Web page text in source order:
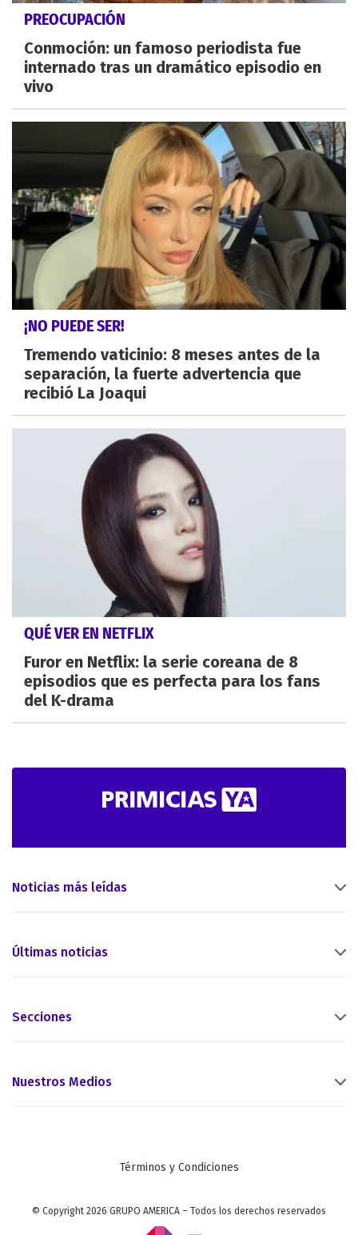
PREOCUPACIÓN
Conmoción: un famoso periodista fue
internado tras un dramático episodio en
vivo
¡NO PUEDE SER!
Tremendo vaticinio: 8 meses antes de la
separación, la fuerte advertencia que
recibió La Joaqui
QUÉ VER EN NETFLIX
Furor en Netflix: la serie coreana de 8
episodios que es perfecta para los fans
del K-drama
Noticias más leídas
Últimas noticias
Secciones
Nuestros Medios
Términos y Condiciones
© Copyright 2026 GRUPO AMERICA – Todos los derechos reservados